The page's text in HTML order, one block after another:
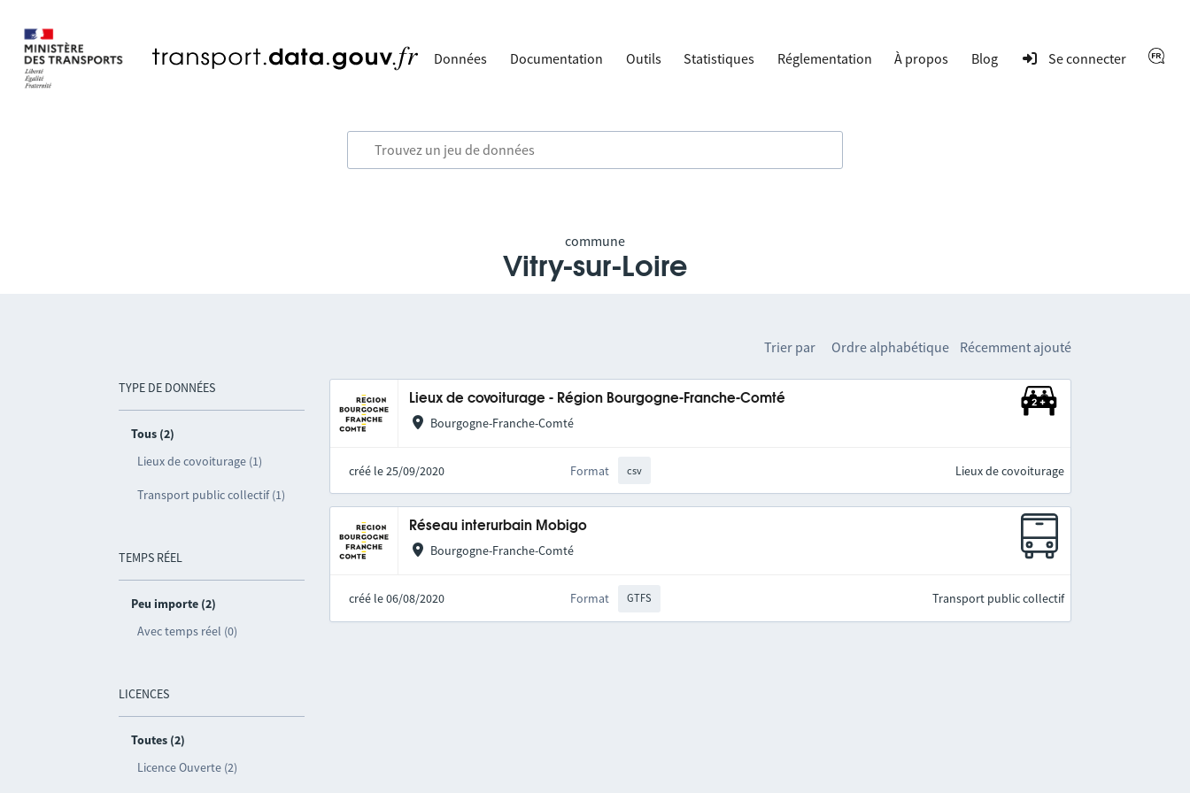
Données Documentation Outils Statistiques Réglementation À propos Blog Se connecter
commune
Vitry-sur-Loire
TYPE DE DONNÉES
Tous (2)
Lieux de covoiturage (1)
Transport public collectif (1)
TEMPS RÉEL
Peu importe (2)
Avec temps réel (0)
LICENCES
Toutes (2)
Licence Ouverte (2)
Trier par Ordre alphabétique Récemment ajouté
Lieux de covoiturage - Région Bourgogne-Franche-Comté
Bourgogne-Franche-Comté
créé le 25/09/2020 Format csv Lieux de covoiturage
Réseau interurbain Mobigo
Bourgogne-Franche-Comté
créé le 06/08/2020 Format GTFS Transport public collectif